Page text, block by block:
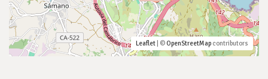
Leaflet | ©OpenStreetMap contributors